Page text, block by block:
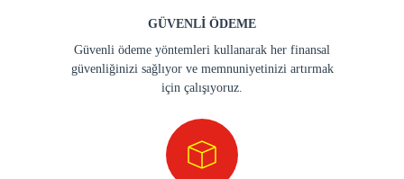
GÜVENLİ ÖDEME
Güvenli ödeme yöntemleri kullanarak her finansal
güvenliğinizi sağlıyor ve memnuniyetinizi artırmak
için çalışıyoruz.